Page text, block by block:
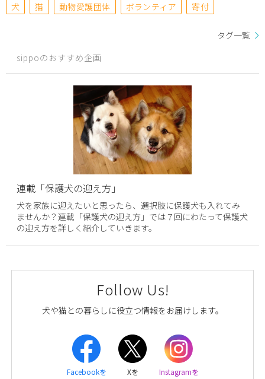
犬
猫 動物愛護団体 ボランティア 寄付
タグ一覧
sippoのおすすめ企画
連載「保護犬の迎え方」
犬を家族に迎えたいと思ったら、選択肢に保護犬も入れてみ
ませんか？連載「保護犬の迎え方」では７回にわたって保護犬
の迎え方を詳しく紹介していきます。
Follow Us!
犬や猫との暮らしに役立つ情報をお届けします。
Facebookを
Xを
Instagramを